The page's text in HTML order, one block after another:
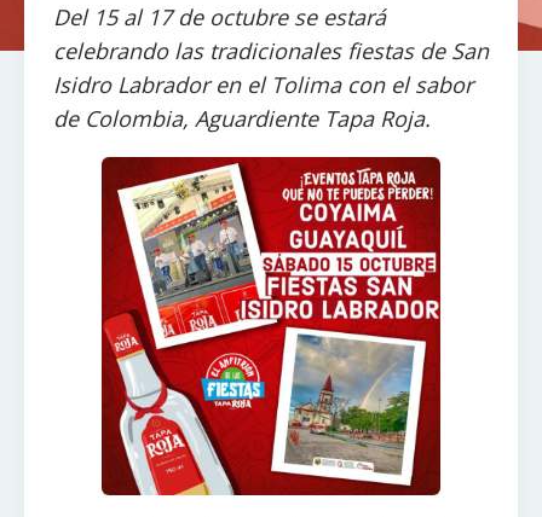
Del 15 al 17 de octubre se estará
celebrando las tradicionales fiestas de San
Isidro Labrador en el Tolima con el sabor
de Colombia, Aguardiente Tapa Roja.